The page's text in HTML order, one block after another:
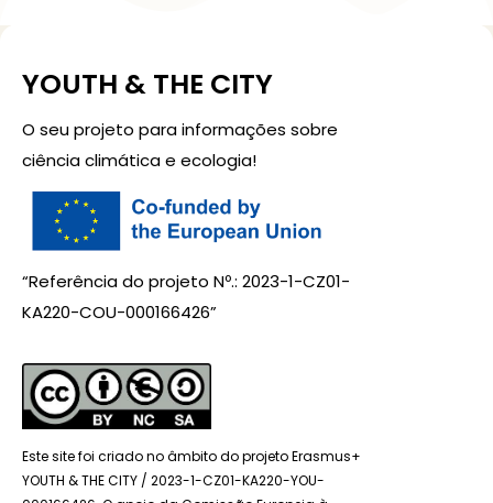
YOUTH & THE CITY
O seu projeto para informações sobre
ciência climática e ecologia!
“Referência do projeto Nº.: 2023-1-CZ01-
KA220-COU-000166426”
Este site foi criado no âmbito do projeto Erasmus+
YOUTH & THE CITY / 2023-1-CZ01-KA220-YOU-